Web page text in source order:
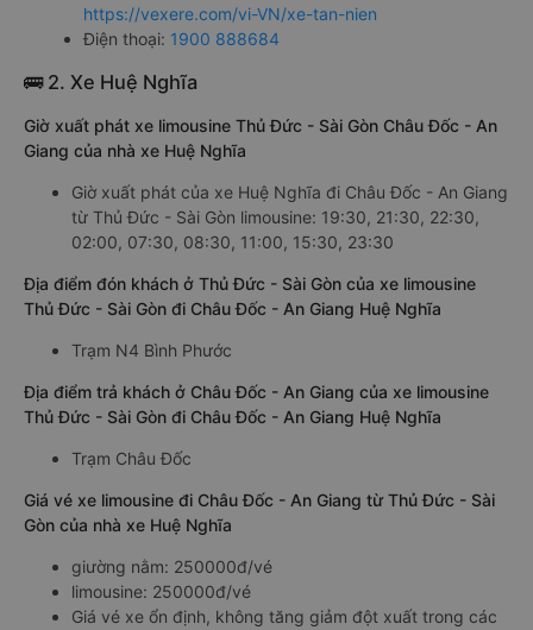
https://vexere.com/vi-VN/xe-tan-nien
Điện thoại: 1900 888684
🚌 2. Xe Huệ Nghĩa
Giờ xuất phát xe limousine Thủ Đức - Sài Gòn Châu Đốc - An
Giang của nhà xe Huệ Nghĩa
Giờ xuất phát của xe Huệ Nghĩa đi Châu Đốc - An Giang
từ Thủ Đức - Sài Gòn limousine: 19:30, 21:30, 22:30,
02:00, 07:30, 08:30, 11:00, 15:30, 23:30
Địa điểm đón khách ở Thủ Đức - Sài Gòn của xe limousine
Thủ Đức - Sài Gòn đi Châu Đốc - An Giang Huệ Nghĩa
Trạm N4 Bình Phước
Địa điểm trả khách ở Châu Đốc - An Giang của xe limousine
Thủ Đức - Sài Gòn đi Châu Đốc - An Giang Huệ Nghĩa
Trạm Châu Đốc
Giá vé xe limousine đi Châu Đốc - An Giang từ Thủ Đức - Sài
Gòn của nhà xe Huệ Nghĩa
giường nằm: 250000đ/vé
limousine: 250000đ/vé
Giá vé xe ổn định, không tăng giảm đột xuất trong các